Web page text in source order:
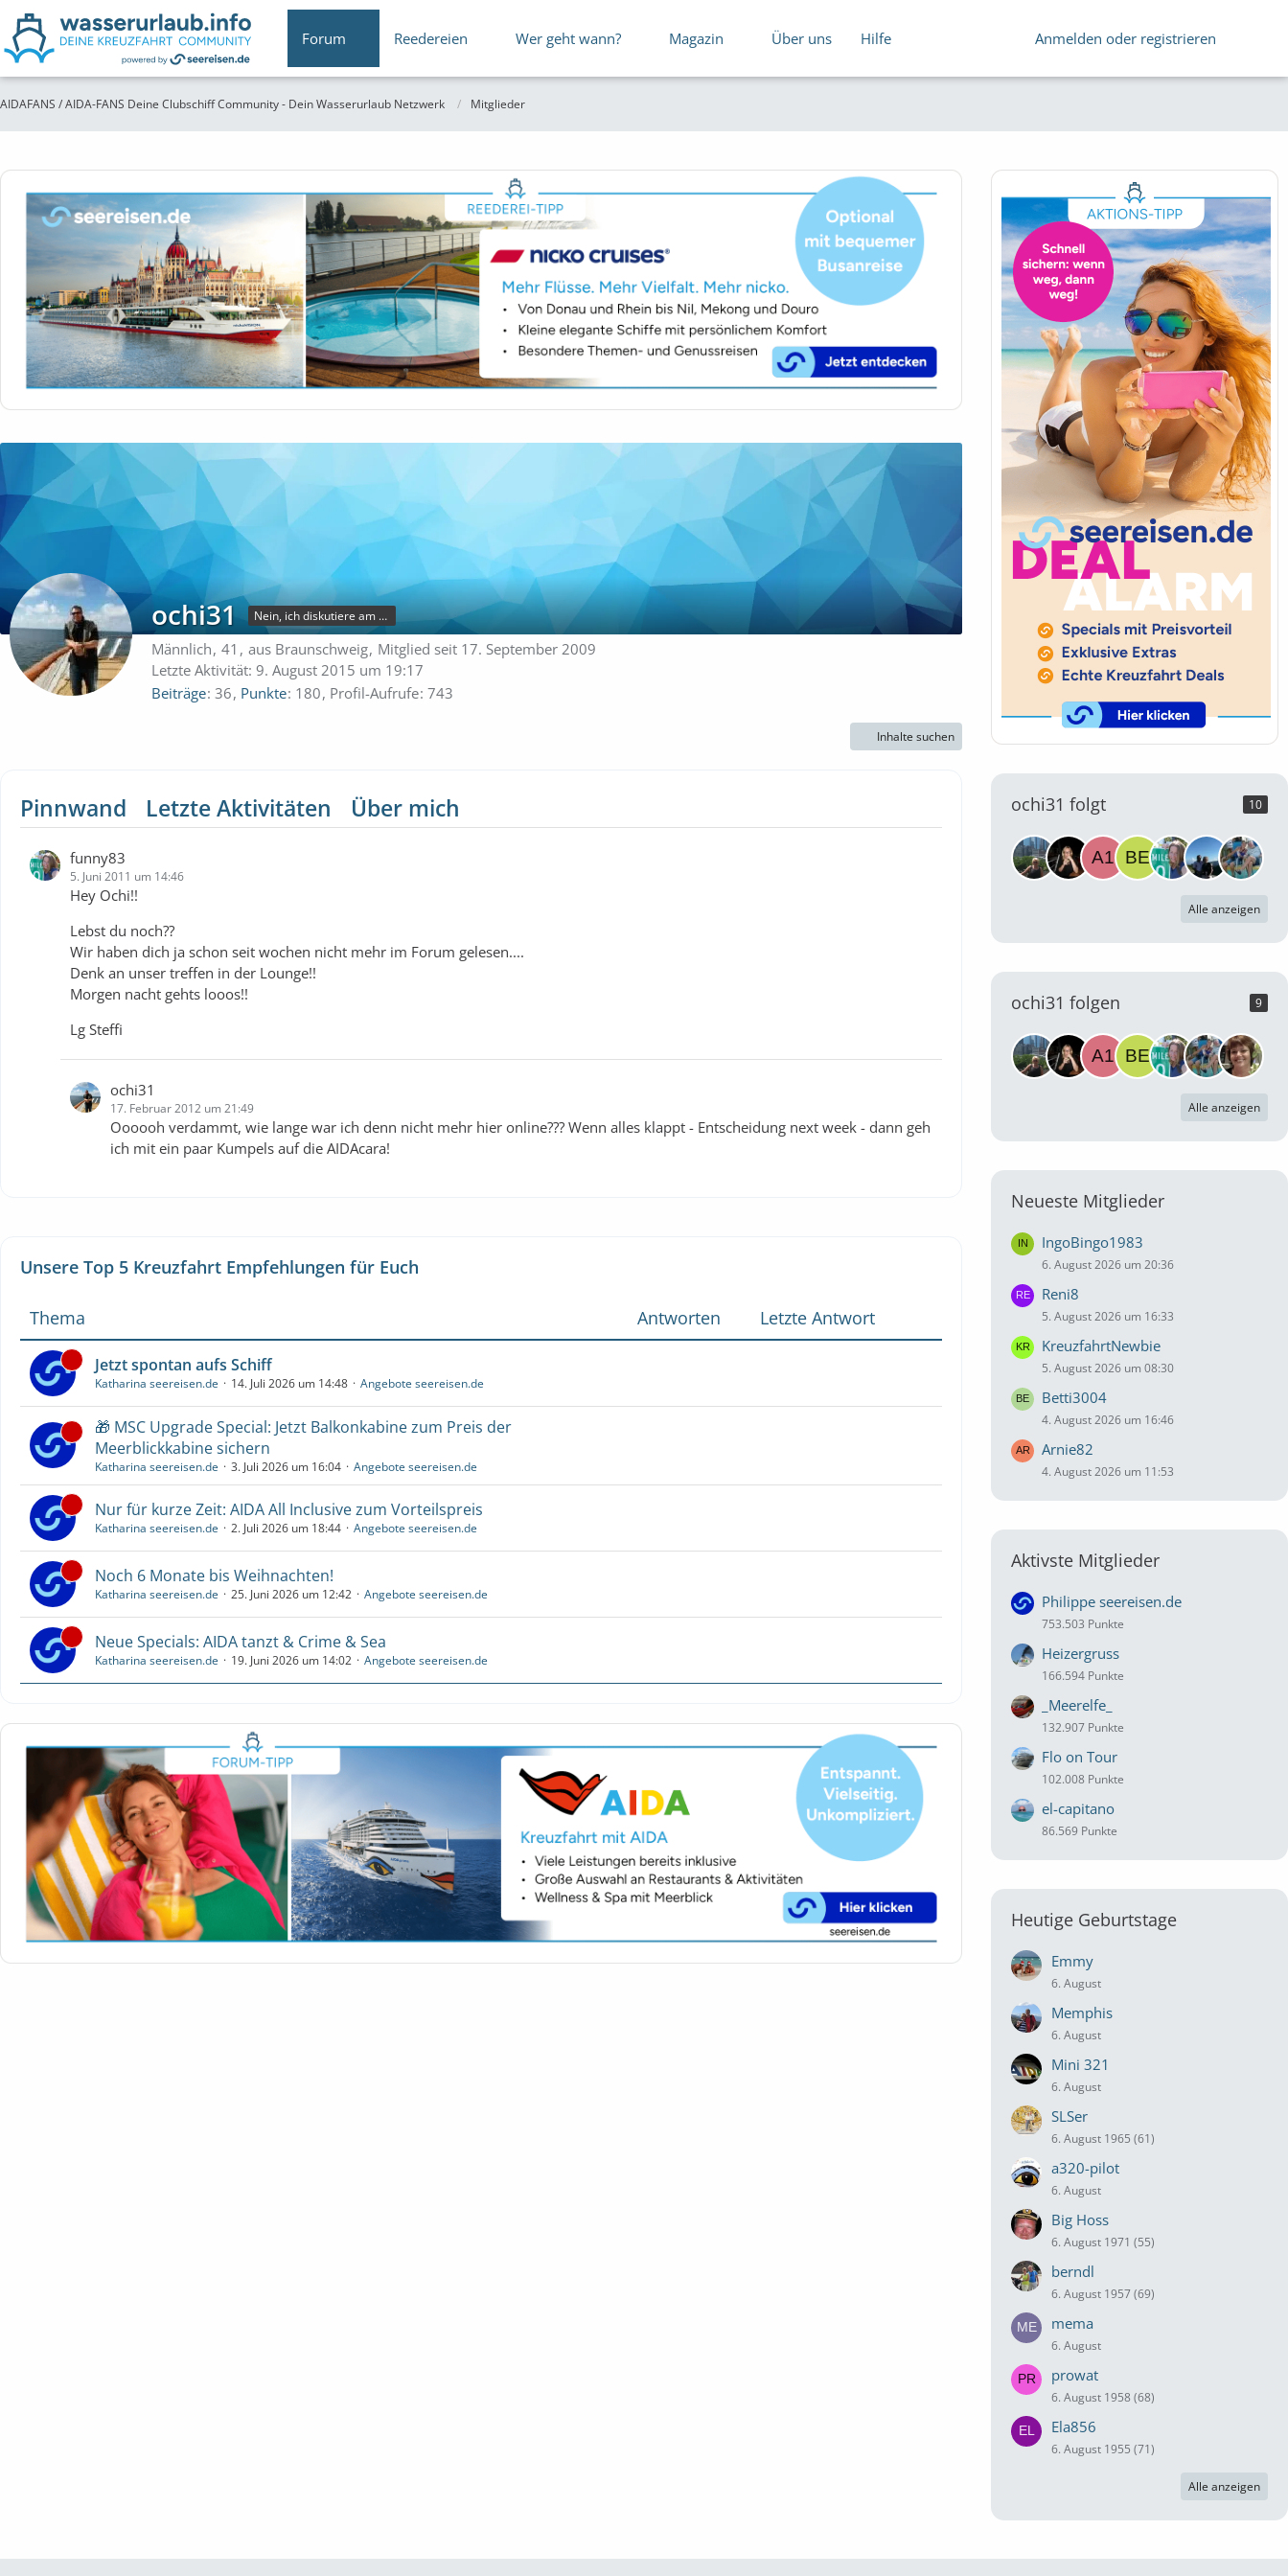
Forum Reedereien Wer geht wann? Magazin Über uns Hilfe Anmelden oder registrieren
AIDAFANS / AIDA-FANS Deine Clubschiff Community - Dein Wasserurlaub Netzwerk Mitglieder
ochi31 Nein, ich diskutiere am 8er-Tisch nicht über Kabinen oder Preise meiner AIDA Kreuzfahrt!
Männlich 41 aus Braunschweig Mitglied seit 17. September 2009
Letzte Aktivität: 9. August 2015 um 19:17
Beiträge 36 Punkte 180 Profil-Aufrufe 743
Inhalte suchen
Pinnwand Letzte Aktivitäten Über mich
funny83
5. Juni 2011 um 14:46
Hey Ochi!!
Lebst du noch??
Wir haben dich ja schon seit wochen nicht mehr im Forum gelesen....
Denk an unser treffen in der Lounge!!
Morgen nacht gehts looos!!
Lg Steffi
ochi31
17. Februar 2012 um 21:49
Oooooh verdammt, wie lange war ich denn nicht mehr hier online??? Wenn alles klappt - Entscheidung next week - dann geh
ich mit ein paar Kumpels auf die AIDAcara!
Unsere Top 5 Kreuzfahrt Empfehlungen für Euch
Thema Antworten Letzte Antwort
Jetzt spontan aufs Schiff
Katharina seereisen.de 14. Juli 2026 um 14:48 Angebote seereisen.de
🎁 MSC Upgrade Special: Jetzt Balkonkabine zum Preis der
Meerblickkabine sichern
Katharina seereisen.de 3. Juli 2026 um 16:04 Angebote seereisen.de
Nur für kurze Zeit: AIDA All Inclusive zum Vorteilspreis
Katharina seereisen.de 2. Juli 2026 um 18:44 Angebote seereisen.de
Noch 6 Monate bis Weihnachten!
Katharina seereisen.de 25. Juni 2026 um 12:42 Angebote seereisen.de
Neue Specials: AIDA tanzt & Crime & Sea
Katharina seereisen.de 19. Juni 2026 um 14:02 Angebote seereisen.de
ochi31 folgt 10
Alle anzeigen
ochi31 folgen 9
Alle anzeigen
Neueste Mitglieder
IngoBingo1983
6. August 2026 um 20:36
Reni8
5. August 2026 um 16:33
KreuzfahrtNewbie
5. August 2026 um 08:30
Betti3004
4. August 2026 um 16:46
Arnie82
4. August 2026 um 11:53
Aktivste Mitglieder
Philippe seereisen.de
753.503 Punkte
Heizergruss
166.594 Punkte
_Meerelfe_
132.907 Punkte
Flo on Tour
102.008 Punkte
el-capitano
86.569 Punkte
Heutige Geburtstage
Emmy
6. August
Memphis
6. August
Mini 321
6. August
SLSer
6. August 1965 (61)
a320-pilot
6. August
Big Hoss
6. August 1971 (55)
berndl
6. August 1957 (69)
mema
6. August
prowat
6. August 1958 (68)
Ela856
6. August 1955 (71)
Alle anzeigen